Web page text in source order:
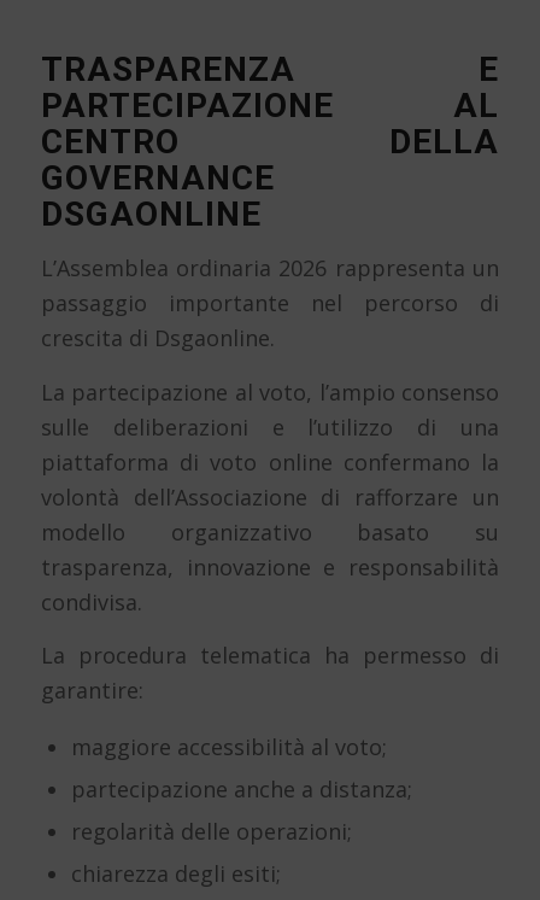
TRASPARENZA E
PARTECIPAZIONE AL
CENTRO DELLA
GOVERNANCE
DSGAONLINE
L’Assemblea ordinaria 2026 rappresenta un
passaggio importante nel percorso di
crescita di Dsgaonline.
La partecipazione al voto, l’ampio consenso
sulle deliberazioni e l’utilizzo di una
piattaforma di voto online confermano la
volontà dell’Associazione di rafforzare un
modello organizzativo basato su
trasparenza, innovazione e responsabilità
condivisa.
La procedura telematica ha permesso di
garantire:
maggiore accessibilità al voto;
partecipazione anche a distanza;
regolarità delle operazioni;
chiarezza degli esiti;